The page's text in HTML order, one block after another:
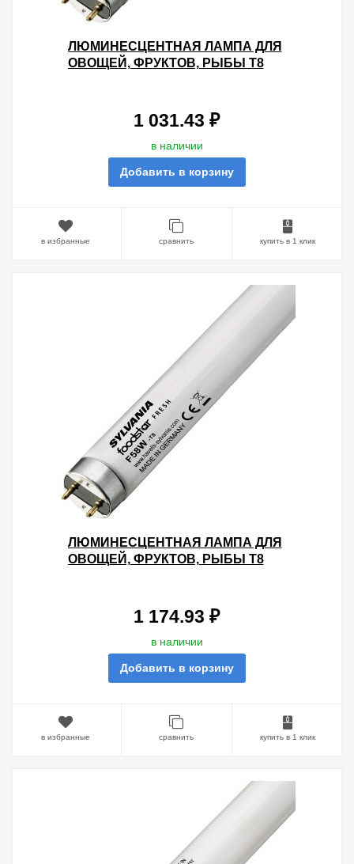
ЛЮМИНЕСЦЕНТНАЯ ЛАМПА ДЛЯ
ОВОЩЕЙ, ФРУКТОВ, РЫБЫ T8
1 031.43 ₽
в наличии
Добавить в корзину
в избранные сравнить купить в 1 клик
ЛЮМИНЕСЦЕНТНАЯ ЛАМПА ДЛЯ
ОВОЩЕЙ, ФРУКТОВ, РЫБЫ T8
1 174.93 ₽
в наличии
Добавить в корзину
в избранные сравнить купить в 1 клик